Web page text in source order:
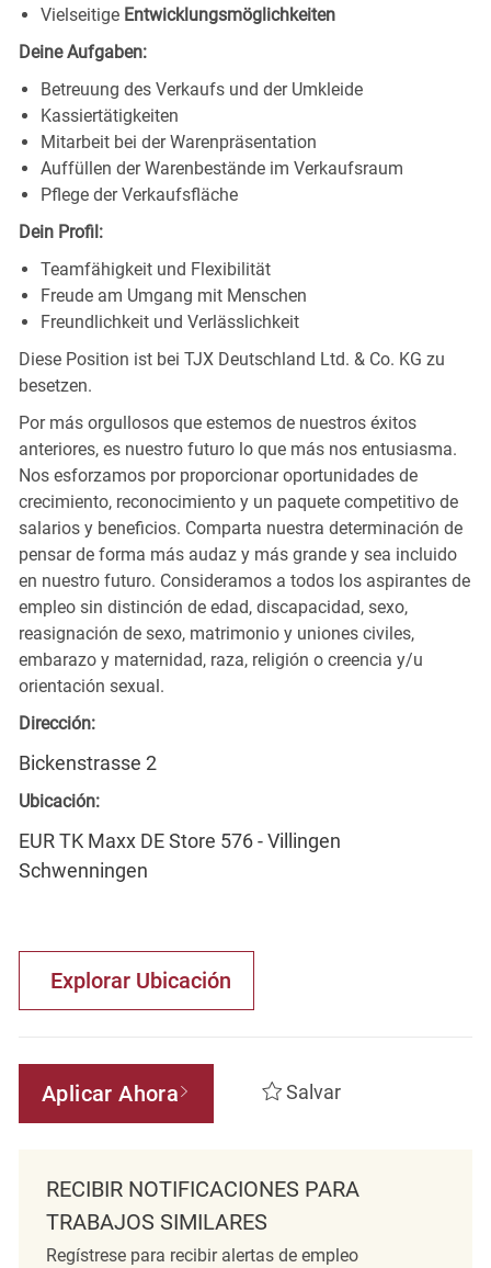
Vielseitige Entwicklungsmöglichkeiten
Deine Aufgaben:
Betreuung des Verkaufs und der Umkleide
Kassiertätigkeiten
Mitarbeit bei der Warenpräsentation
Auffüllen der Warenbestände im Verkaufsraum
Pflege der Verkaufsfläche
Dein Profil:
Teamfähigkeit und Flexibilität
Freude am Umgang mit Menschen
Freundlichkeit und Verlässlichkeit
Diese Position ist bei TJX Deutschland Ltd. & Co. KG zu
besetzen.
Por más orgullosos que estemos de nuestros éxitos
anteriores, es nuestro futuro lo que más nos entusiasma.
Nos esforzamos por proporcionar oportunidades de
crecimiento, reconocimiento y un paquete competitivo de
salarios y beneficios. Comparta nuestra determinación de
pensar de forma más audaz y más grande y sea incluido
en nuestro futuro. Consideramos a todos los aspirantes de
empleo sin distinción de edad, discapacidad, sexo,
reasignación de sexo, matrimonio y uniones civiles,
embarazo y maternidad, raza, religión o creencia y/u
orientación sexual.
Dirección:
Bickenstrasse 2
Ubicación:
EUR TK Maxx DE Store 576 - Villingen
Schwenningen
Explorar Ubicación
Aplicar Ahora Salvar
RECIBIR NOTIFICACIONES PARA
TRABAJOS SIMILARES
Regístrese para recibir alertas de empleo